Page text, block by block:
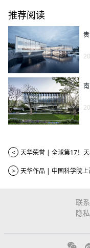
推荐阅读
< 天华荣誉 | 全球第17！
> 天华作品 | 中国科学院上
联
隐